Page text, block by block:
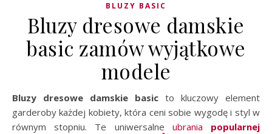
BLUZY BASIC
Bluzy dresowe damskie
basic zamów wyjątkowe
modele
Bluzy dresowe damskie basic to kluczowy element
garderoby każdej kobiety, która ceni sobie wygodę i styl w
równym stopniu. Te uniwersalne ubrania
popularnej